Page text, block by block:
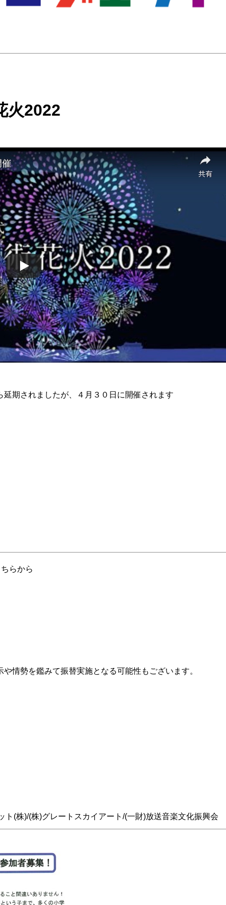
火2022
期されましたが、４月３０日に開催されます
らから
情勢を鑑みて振替実施となる可能性もございます。
(株)/(株)グレートスカイアート/(一財)放送音楽文化振興会